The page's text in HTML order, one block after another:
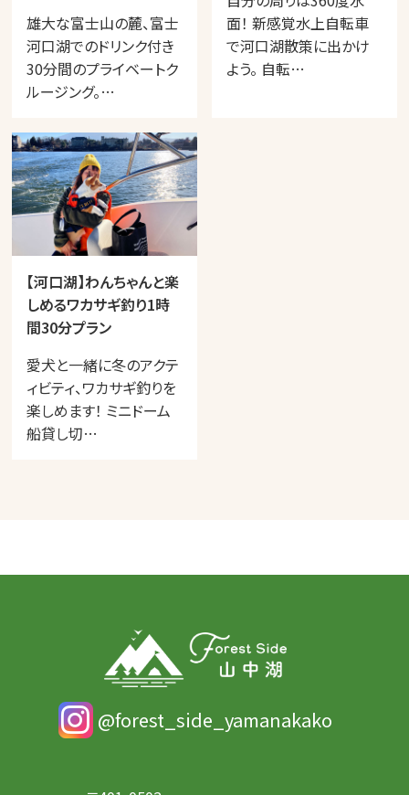
雄大な富士山の麓、富士
河口湖でのドリンク付き
30分間のプライベートク
ルージング。…
面！ 新感覚水上自転車
で河口湖散策に出かけ
よう。 自転…
【河口湖】わんちゃんと楽
しめるワカサギ釣り1時
間30分プラン
愛犬と一緒に冬のアクテ
ィビティ、ワカサギ釣りを
楽しめます！ ミニドーム
船貸し切…
@forest_side_yamanakako